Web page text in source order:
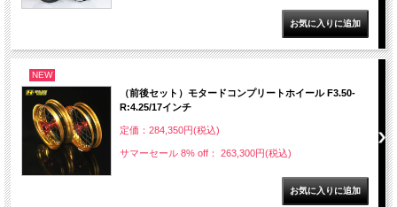
NEW
（前後セット）モタードコンプリートホイール F3.50-
R:4.25/17インチ
定価：284,350円(税込)
サマーセール 8% off： 263,300円(税込)